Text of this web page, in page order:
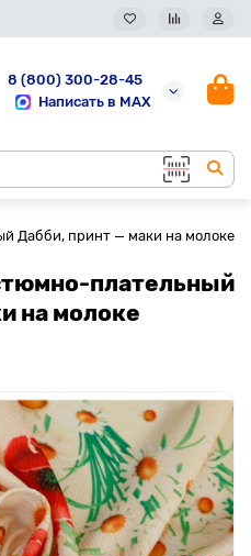
8 (800) 300-28-45
Написать в MAX
Дабби, принт — маки на молоке
плательный
на молоке